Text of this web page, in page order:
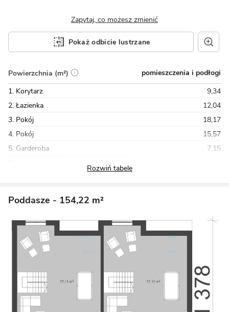
Zapytaj, co możesz zmienić
Pokaż odbicie lustrzane
Powierzchnia (m²)
pomieszczenia i podłogi
1. Korytarz
9,34
2. Łazienka
12,04
3. Pokój
18,17
4. Pokój
15,57
5. Garderoba
7,15
Poddasze - 154,22 m²